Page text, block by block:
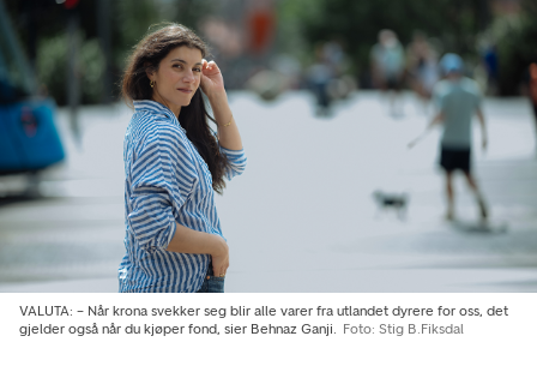
VALUTA: – Når krona svekker seg blir alle varer fra utlandet dyrere for oss, det
gjelder også når du kjøper fond, sier Behnaz Ganji.
Foto: Stig B.Fiksdal